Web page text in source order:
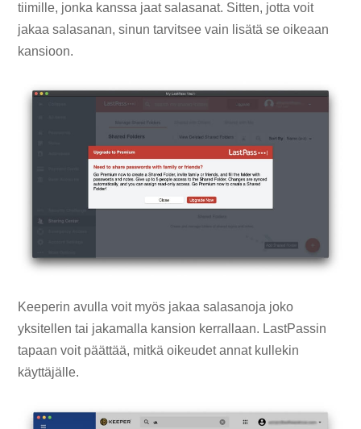
tiimille, jonka kanssa jaat salasanat. Sitten, jotta voit
jakaa salasanan, sinun tarvitsee vain lisätä se oikeaan
kansioon.
Keeperin avulla voit myös jakaa salasanoja joko
yksitellen tai jakamalla kansion kerrallaan. LastPassin
tapaan voit päättää, mitkä oikeudet annat kullekin
käyttäjälle.